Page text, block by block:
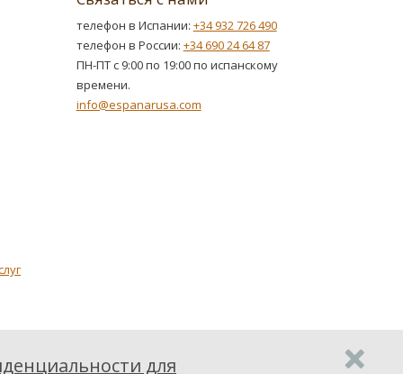
телефон в Испании: +34 932 726 490
телефон в России: +34 690 24 64 87
ПН-ПТ с 9:00 по 19:00 по испанскому
времени.
info@espanarusa.com
для